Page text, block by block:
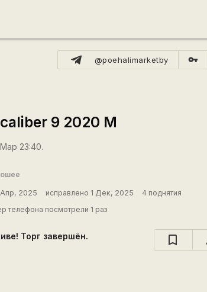
@poehalimarketby vpn_key
9 2020 M
23:40.
2025 исправлено 1 Дек, 2025
4 поднятия
телефона посмотрели 1 раз
Торг завершён.